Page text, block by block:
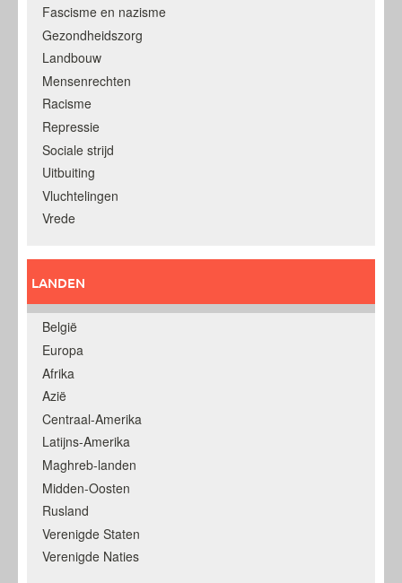
Fascisme en nazisme
Gezondheidszorg
Landbouw
Mensenrechten
Racisme
Repressie
Sociale strijd
Uitbuiting
Vluchtelingen
Vrede
LANDEN
België
Europa
Afrika
Azië
Centraal-Amerika
Latijns-Amerika
Maghreb-landen
Midden-Oosten
Rusland
Verenigde Staten
Verenigde Naties